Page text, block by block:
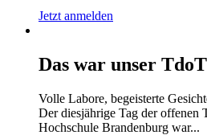
Jetzt anmelden
Das war unser
Volle Labore, begeisterte
Der diesjährige Tag der offenen
Hochschule Brandenburg war...